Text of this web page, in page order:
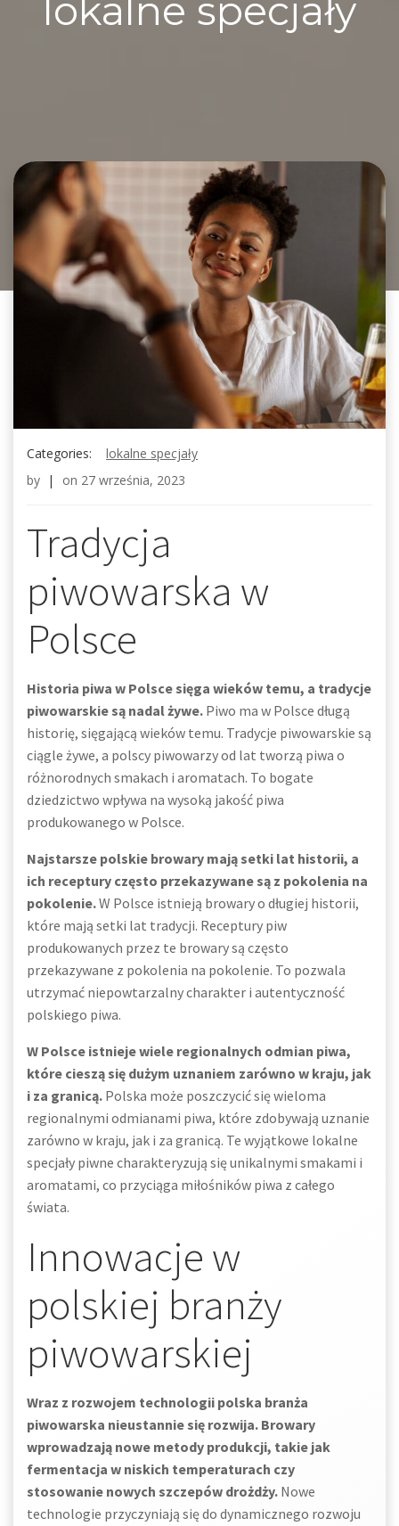
lokalne specjały
Categories:
lokalne specjały
by | on 27 września, 2023
Tradycja
piwowarska w
Polsce
Historia piwa w Polsce sięga wieków temu, a tradycje
piwowarskie są nadal żywe. Piwo ma w Polsce długą
historię, sięgającą wieków temu. Tradycje piwowarskie są
ciągle żywe, a polscy piwowarzy od lat tworzą piwa o
różnorodnych smakach i aromatach. To bogate
dziedzictwo wpływa na wysoką jakość piwa
produkowanego w Polsce.
Najstarsze polskie browary mają setki lat historii, a
ich receptury często przekazywane są z pokolenia na
pokolenie.W Polsce istnieją browary o długiej historii,
które mają setki lat tradycji. Receptury piw
produkowanych przez te browary są często
przekazywane z pokolenia na pokolenie. To pozwala
utrzymać niepowtarzalny charakter i autentyczność
polskiego piwa.
W Polsce istnieje wiele regionalnych odmian piwa,
które cieszą się dużym uznaniem zarówno w kraju, jak
i za granicą. Polska może poszczycić się wieloma
regionalnymi odmianami piwa, które zdobywają uznanie
zarówno w kraju, jak i za granicą. Te wyjątkowe lokalne
specjały piwne charakteryzują się unikalnymi smakami i
aromatami, co przyciąga miłośników piwa z całego
świata.
Innowacje w
polskiej branży
piwowarskiej
Wraz z rozwojem technologii polska branża
piwowarska nieustannie się rozwija. Browary
wprowadzają nowe metody produkcji, takie jak
fermentacja w niskich temperaturach czy
stosowanie nowych szczepów drożdży. Nowe
technologie przyczyniają się do dynamicznego rozwoju